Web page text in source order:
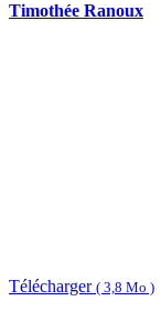
Timothée Ranoux
Télécharger ( 3,8 Mo )